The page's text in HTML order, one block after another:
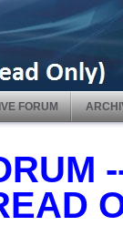
FORUM